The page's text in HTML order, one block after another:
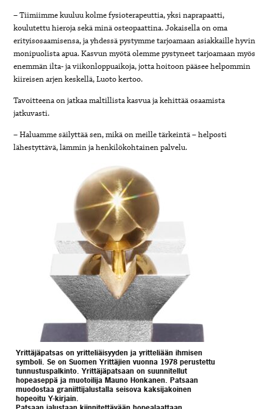
– Tiimiimme kuuluu kolme fysioterapeuttia, yksi naprapaatti,
koulutettuhieroja sekä minä osteopaattina. Jokaisella on oma
erityisosaamisensa,ja yhdessä pystymme tarjoamaan asiakkaille hyvin
monipuolista apua. Kasvun myötä olemme pystyneet tarjoamaan myös
enemmän ilta- ja viikonloppuaikoja, jotta hoitoon pääsee helpommin
kiireisen arjen keskellä, Luoto kertoo.
Tavoitteena on jatkaa maltillista kasvua ja kehittää osaamista
jatkuvasti.
– Haluamme säilyttää sen, mikä on meille tärkeintä – helposti
lähestyttävä, lämmin ja henkilökohtainen palvelu.
Yrittäjäpatsas on yritteliäisyyden ja yritteliään ihmisen
symboli. Se on Suomen Yrittäjien vuonna 1978 perustettu
tunnustuspalkinto. Yrittäjäpatsaan on suunnitellut
hopeaseppä ja muotoilija Mauno Honkanen. Patsaan
muodostaa graniittijalustalla seisova kaksijakoinen
hopeoitu Y-kirjain.